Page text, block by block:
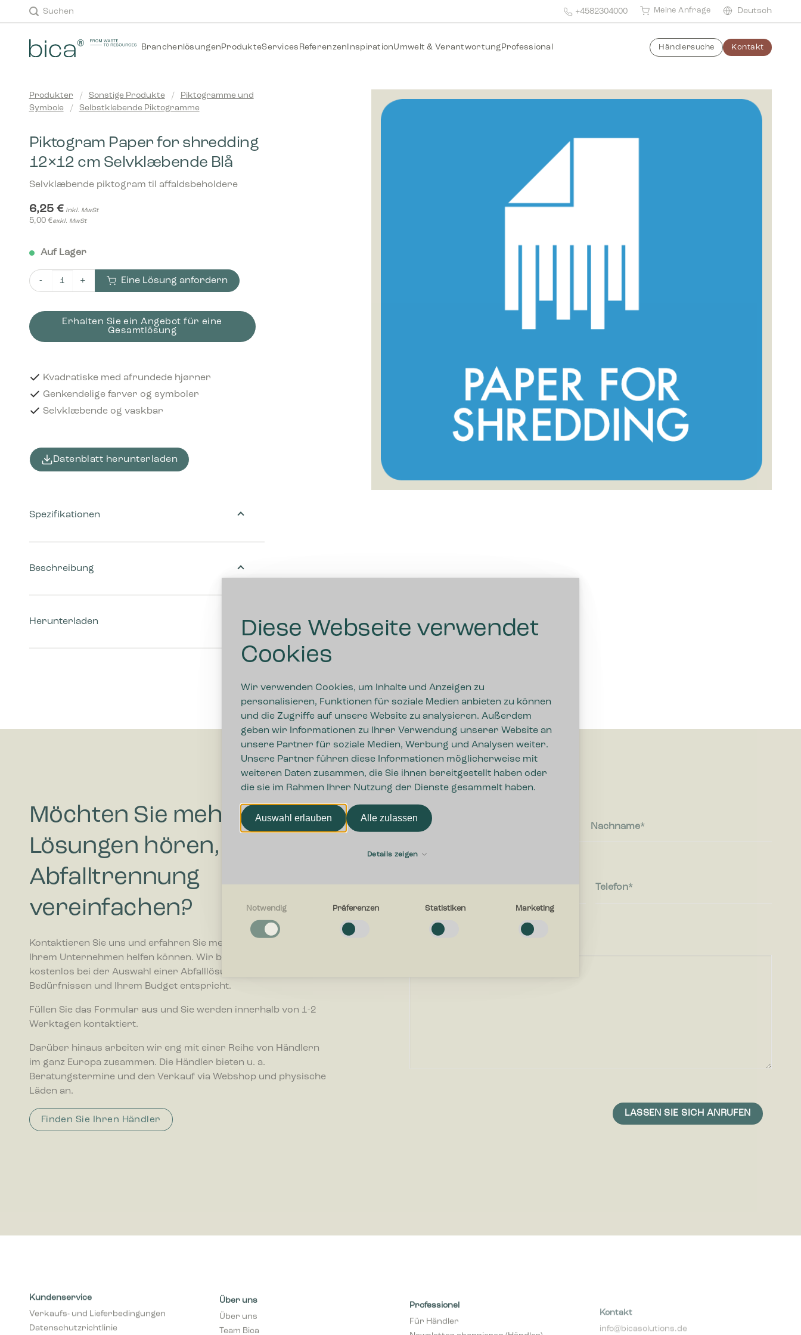
Diese Webseite verwendet
Cookies
Wir verwenden Cookies, um Inhalte und Anzeigen zu
personalisieren, Funktionen für soziale Medien anbieten zu können
und die Zugriffe auf unsere Website zu analysieren. Außerdem
geben wir Informationen zu Ihrer Verwendung unserer Website an
unsere Partner für soziale Medien, Werbung und Analysen weiter.
Unsere Partner führen diese Informationen möglicherweise mit
weiteren Daten zusammen, die Sie ihnen bereitgestellt haben oder
die sie im Rahmen Ihrer Nutzung der Dienste gesammelt haben.
Auswahl erlauben Alle zulassen
Details zeigen
Notwendig
Notwendige Cookies helfen dabei, eine Webseite nutzbar zu machen, indem sie
beeinflussen, wie sich eine Webseite verhält oder aussieht, wie z. B. Ihre bevorzugte Sprache
Statistiken
Statistik-Cookies helfen Webseiten-Besitzern zu verstehen, wie Besucher mit Webseiten
interagieren, indem Informationen anonym gesammelt und gemeldet werden.
Notwendig Präferenzen Statistiken Marketing
Inhalt
Suchen +4582304000 Meine Anfrage Deutsch
Branchenlösungen ProdukteServices Referenzen InspirationUmwelt & Verantwortung Professional Händlersuche Kontakt
Produkter / Sonstige Produkte /
Piktogramme und
Symbole
/ Selbstklebende Piktogramme
Piktogram Paper for shredding
12×12 cm Selvklæbende Blå
Selvklæbende piktogram til affaldsbeholdere
6,25 € inkl. MwSt
5,00 €exkl. MwSt
Auf Lager
Piktogram Paper for shredding 12x12 cm Selvklæbende Blå Menge
Eine Lösung anfordern
Erhalten Sie ein Angebot für eine
Gesamtlösung
Kvadratiske med afrundede hjørner
Genkendelige farver og symboler
Selvklæbende og vaskbar
Datenblatt herunterladen
Beschreibung
Herunterladen
Spezifikationen
Möchten Sie mehr zu
Lösungen hören, die die
Abfalltrennung
vereinfachen?
Kontaktieren Sie uns und erfahren Sie mehr darüber, wie wir
Ihrem Unternehmen helfen können. Wir beraten Sie stets
kostenlos bei der Auswahl einer Abfalllösung, die Ihren
Bedürfnissen und Ihrem Budget entspricht.
Füllen Sie das Formular aus und Sie werden innerhalb von 1-2
Werktagen kontaktiert.
Darüber hinaus arbeiten wir eng mit einer Reihe von Händlern
im ganz Europa zusammen. Die Händler bieten u. a.
Beratungstermine und den Verkauf via Webshop und physische
Läden an.
Finden Sie Ihren Händler
Vorname Nachname
Telefon
Kundenservice
Verkaufs- und Lieferbedingungen
Datenschutzrichtlinie
Über uns
Über uns
Team Bica
info@bicasolutions.de
+49 511 93 639 309